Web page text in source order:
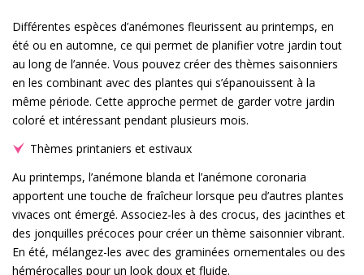
Différentes espèces d’anémones fleurissent au printemps, en
été ou en automne, ce qui permet de planifier votre jardin tout
au long de l’année. Vous pouvez créer des thèmes saisonniers
en les combinant avec des plantes qui s’épanouissent à la
même période. Cette approche permet de garder votre jardin
coloré et intéressant pendant plusieurs mois.
Thèmes printaniers et estivaux
Au printemps, l’anémone blanda et l’anémone coronaria
apportent une touche de fraîcheur lorsque peu d’autres plantes
vivaces ont émergé. Associez-les à des crocus, des jacinthes et
des jonquilles précoces pour créer un thème saisonnier vibrant.
En été, mélangez-les avec des graminées ornementales ou des
hémérocalles pour un look doux et fluide.